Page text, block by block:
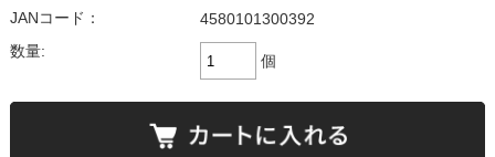
JANコード：
4580101300392
数量:
個